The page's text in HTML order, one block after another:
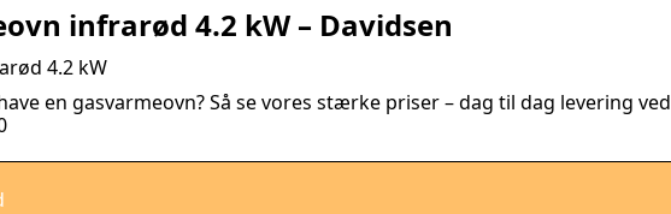
infrarød 4.2 kW – Davidsen
4.2 kW
en gasvarmeovn? Så se vores stærke priser – dag til dag levering ved